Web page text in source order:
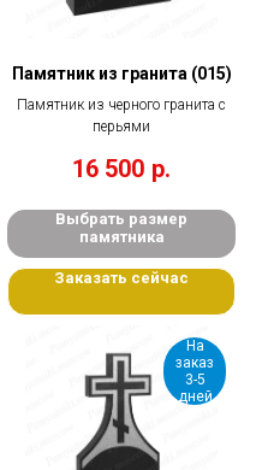
Памятник из гранита (015)
Памятник из черного гранита с
перьями
16 500 р.
Выбрать размер
памятника
Заказать сейчас
На
заказ
3-5
дней